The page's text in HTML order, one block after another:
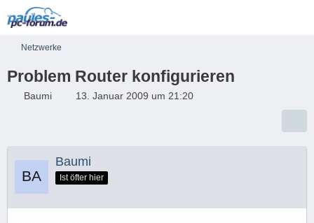
Netzwerke
Problem Router konfigurieren
Baumi 13. Januar 2009 um 21:20
Baumi
Ist öfter hier